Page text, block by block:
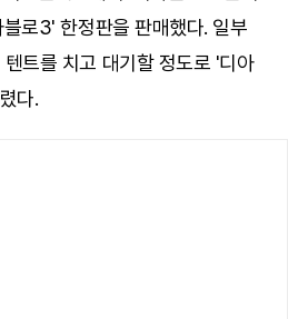
로3' 한정판을 판매했다. 일부
트를 치고 대기할 정도로 '디아
다.